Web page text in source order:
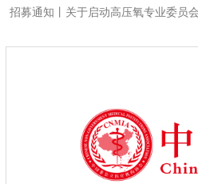
招募通知丨关于启动高压氧专业委员